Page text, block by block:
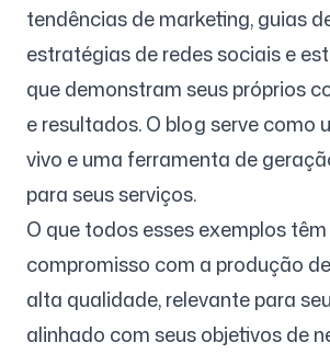
tendências de marketing, guias
estratégias de redes sociais e
que demonstram seus próprios
e resultados. O blog serve como
vivo e uma ferramenta de
para seus serviços.
O que todos esses exemplos
compromisso com a produção
alta qualidade, relevante para
alinhado com seus objetivos de